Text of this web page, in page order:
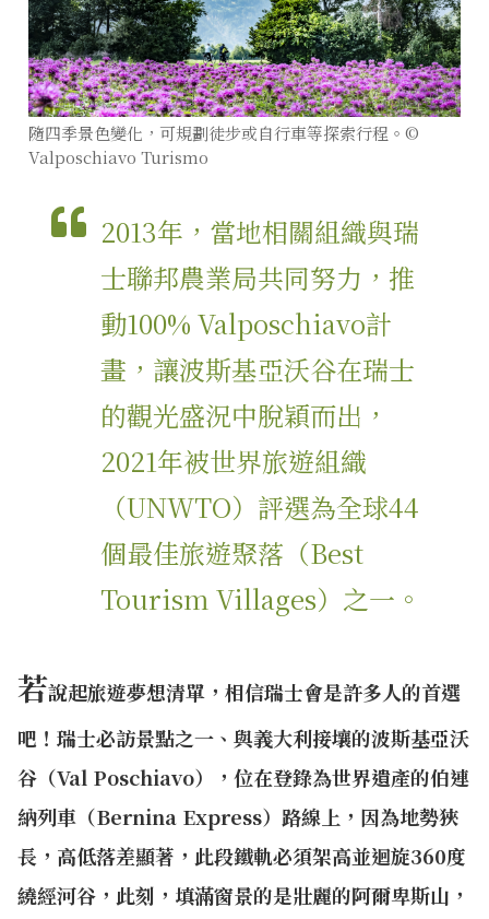
隨四季景色變化，可規劃徒步或自行車等探索行程。©
Valposchiavo Turismo
2013年，當地相關組織與瑞
士聯邦農業局共同努力，推
動100% Valposchiavo計
畫，讓波斯基亞沃谷在瑞士
的觀光盛況中脫穎而出，
2021年被世界旅遊組織
（UNWTO）評選為全球44
個最佳旅遊聚落（Best
Tourism Villages）之一。
若說起旅遊夢想清單，相信瑞士會是許多人的首選
吧！瑞士必訪景點之一、與義大利接壤的波斯基亞沃
谷（Val Poschiavo），位在登錄為世界遺產的伯連
納列車（Bernina Express）路線上，因為地勢狹
長，高低落差顯著，此段鐵軌必須架高並迴旋360度
繞經河谷，此刻，填滿窗景的是壯麗的阿爾卑斯山，